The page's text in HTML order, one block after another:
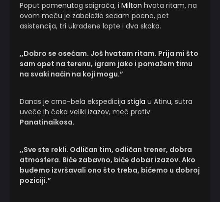
Poput pomenutog saigrača, i Milton hvata ritam, na
ovom meču je zabeležio sedam poena, pet
asistencija, tri ukradene lopte i dva skoka.
,,Dobro se osećam. Još hvatam ritam. Prija mi što
sam opet na terenu, igram jako i pomažem timu
na svaki način na koji mogu.”
Danas je crno-bela ekspedicija stigla u Atinu, sutra
uveče ih čeka veliki izazov, meč protiv
Panatinaikosa.
,,Sve ste rekli. Odličan tim, odličan trener, dobra
atmosfera. Biće zabavno, biće dobar izazov. Ako
budemo izvršavali ono što treba, bićemo u dobroj
poziciji.”